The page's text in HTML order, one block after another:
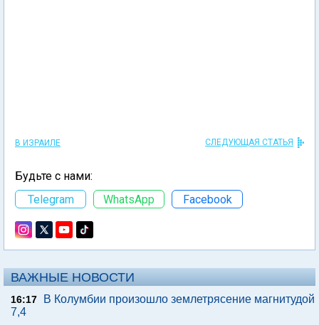
В ИЗРАИЛЕ СЛЕДУЮЩАЯ СТАТЬЯ
Будьте с нами:
Telegram
WhatsApp Facebook
ВАЖНЫЕ НОВОСТИ
16:17
В Колумбии произошло землетрясение магнитудой
7,4